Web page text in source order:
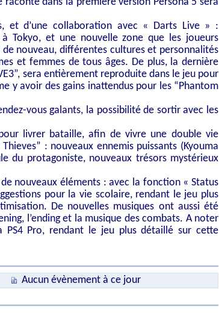
et d’une collaboration avec « Darts Live » :
Tokyo, et une nouvelle zone que les joueurs
nouveau, différentes cultures et personnalités
et femmes de tous âges. De plus, la dernière
sera entièrement reproduite dans le jeu pour
y avoir des gains inattendus pour les “Phantom
vous galants, la possibilité de sortir avec les
livrer bataille, afin de vivre une double vie
: nouveaux ennemis puissants (Kyouma
du protagoniste, nouveaux trésors mystérieux
nouveaux éléments : avec la fonction « Status
pour la vie scolaire, rendant le jeu plus
De nouvelles musiques ont aussi été
l’ending et la musique des combats. A noter
Pro, rendant le jeu plus détaillé sur cette
Aucun évènement à ce jour